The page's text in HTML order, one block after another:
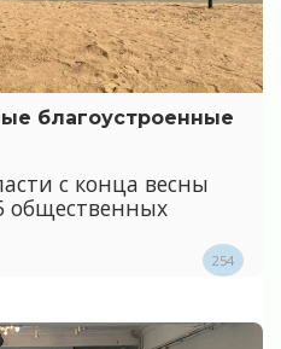
благоустроенные
с конца весны
общественных
254